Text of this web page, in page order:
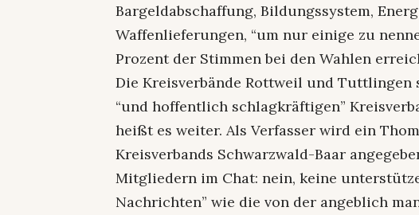
Bargeldabschaffung, Bildungssystem,
Waffenlieferungen, “um nur einige zu
Prozent der Stimmen bei den Wahlen
Die Kreisverbände Rottweil und Tuttlingen
“und hoffentlich schlagkräftigen”
heißt es weiter. Als Verfasser wird ein
Kreisverbands Schwarzwald-Baar
Mitgliedern im Chat: nein, keine
Nachrichten” wie die von der angeblich